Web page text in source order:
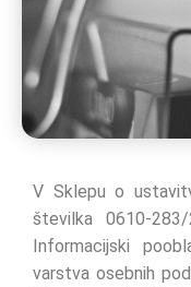
V Sklepu o
številka 0610-
Informacijski
varstva osebnih